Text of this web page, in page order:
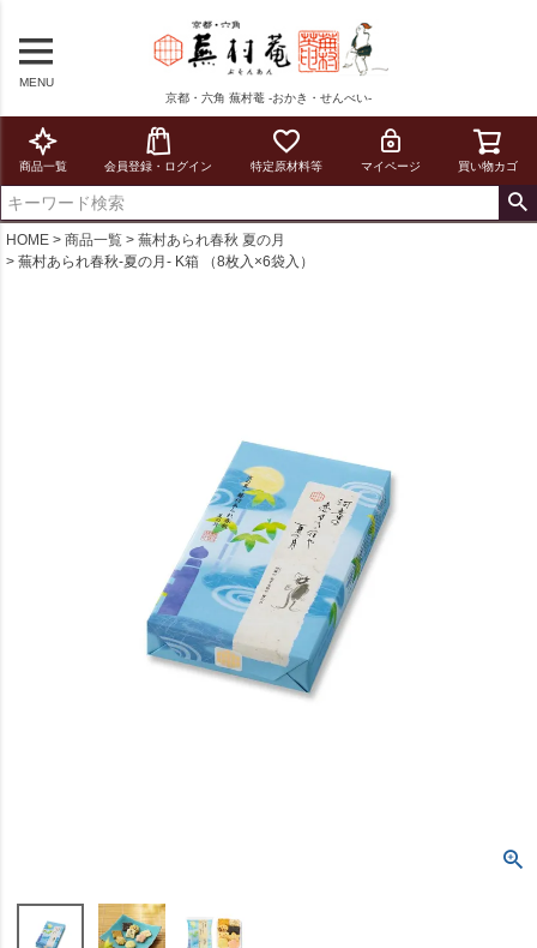
MENU
京都・六角 蕪村菴 -おかき・せんべい-
商品一覧 会員登録・ログイン 特定原材料等 マイページ 買い物カゴ
HOME 商品一覧
蕪村あられ春秋 夏の月
蕪村あられ春秋-夏の月- K箱 （8枚入×6袋入）